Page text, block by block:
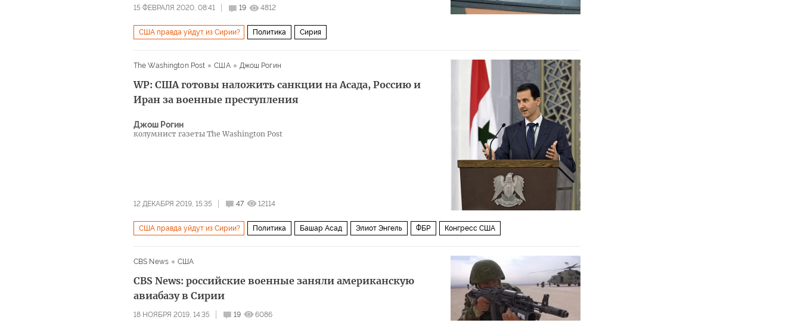
15 ФЕВРАЛЯ 2020, 08:41 19 4812
США правда уйдут из Сирии? Политика Сирия
The Washington Post США Джош Рогин
WP: США готовы наложить санкции на Асада, Россию и
Иран за военные преступления
Джош Рогин
колумнист газеты The Washington Post
12 ДЕКАБРЯ 2019, 15:35 47 12114
США правда уйдут из Сирии? Политика Башар Асад Элиот Энгель ФБР Конгресс США
CBS News США
CBS News: российские военные заняли американскую
авиабазу в Сирии
18 НОЯБРЯ 2019, 14:35 19 6086